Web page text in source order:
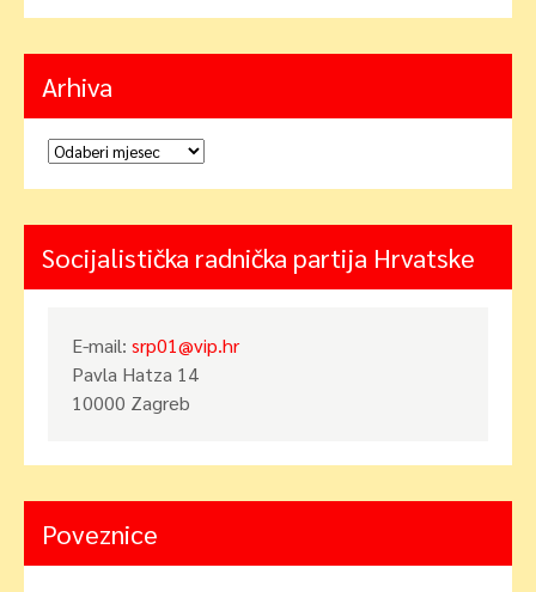
Arhiva
Arhiva
Socijalistička radnička partija Hrvatske
E-mail: srp01@vip.hr
Pavla Hatza 14
10000 Zagreb
Poveznice